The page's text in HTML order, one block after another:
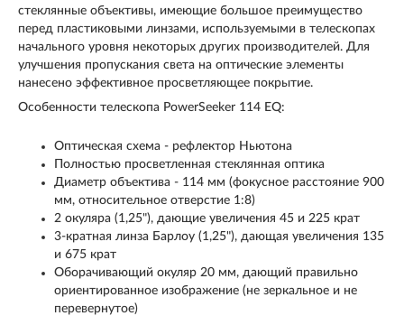
стеклянные объективы, имеющие большое преимущество
перед пластиковыми линзами, используемыми в телескопах
начального уровня некоторых других производителей. Для
улучшения пропускания света на оптические элементы
нанесено эффективное просветляющее покрытие.
Особенности телескопа PowerSeeker 114 EQ:
Оптическая схема - рефлектор Ньютона
Полностью просветленная стеклянная оптика
Диаметр объектива - 114 мм (фокусное расстояние 900
мм, относительное отверстие 1:8)
2 окуляра (1,25"), дающие увеличения 45 и 225 крат
3-кратная линза Барлоу (1,25"), дающая увеличения 135
и 675 крат
Оборачивающий окуляр 20 мм, дающий правильно
ориентированное изображение (не зеркальное и не
перевернутое)